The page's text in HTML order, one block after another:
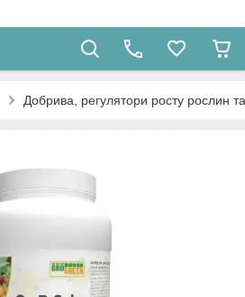
Добрива, регулятори росту рослин